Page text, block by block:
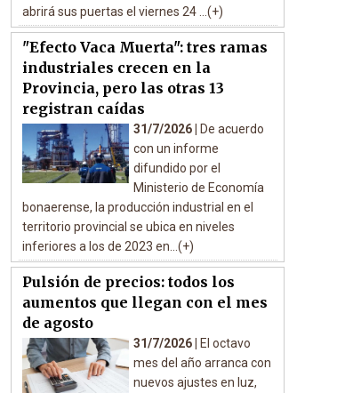
abrirá sus puertas el viernes 24 ...(+)
"Efecto Vaca Muerta": tres ramas
industriales crecen en la
Provincia, pero las otras 13
registran caídas
31/7/2026 |
De acuerdo
con un informe
difundido por el
Ministerio de Economía
bonaerense, la producción industrial en el
territorio provincial se ubica en niveles
inferiores a los de 2023 en...(+)
Pulsión de precios: todos los
aumentos que llegan con el mes
de agosto
31/7/2026 |
El octavo
mes del año arranca con
nuevos ajustes en luz,